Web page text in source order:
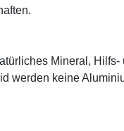
Mineral, Hilfs-
werden keine